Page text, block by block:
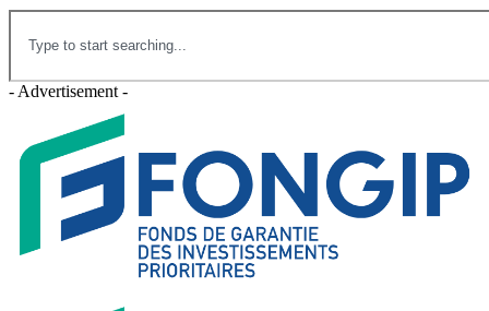
- Advertisement -